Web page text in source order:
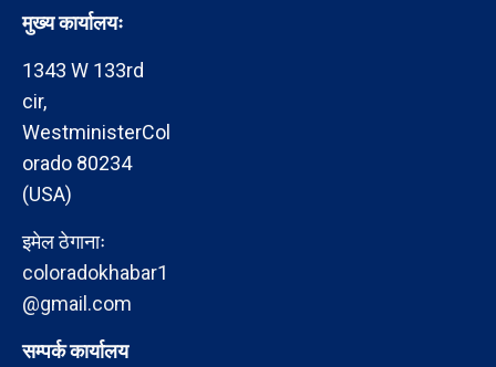
मुख्य कार्यालयः
1343 W 133rd
cir,
WestministerCol
orado 80234
(USA)
इमेल ठेगानाः
coloradokhabar1
@gmail.com
सम्पर्क कार्यालय